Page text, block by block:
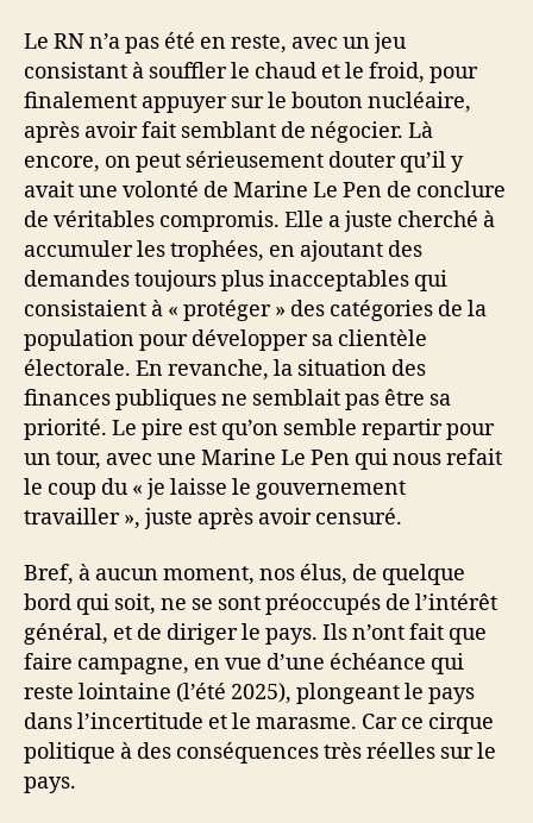
Le RN n’a pas été en reste, avec un jeu
consistant à souffler le chaud et le froid, pour
finalement appuyer sur le bouton nucléaire,
après avoir fait semblant de négocier. Là
encore, on peut sérieusement douter qu’il y
avait une volonté de Marine Le Pen de conclure
de véritables compromis. Elle a juste cherché à
accumuler les trophées, en ajoutant des
demandes toujours plus inacceptables qui
consistaient à « protéger » des catégories de la
population pour développer sa clientèle
électorale. En revanche, la situation des
finances publiques ne semblait pas être sa
priorité. Le pire est qu’on semble repartir pour
un tour, avec une Marine Le Pen qui nous refait
le coup du « je laisse le gouvernement
travailler », juste après avoir censuré.
Bref, à aucun moment, nos élus, de quelque
bord qui soit, ne se sont préoccupés de l’intérêt
général, et de diriger le pays. Ils n’ont fait que
faire campagne, en vue d’une échéance qui
reste lointaine (l’été 2025), plongeant le pays
dans l’incertitude et le marasme. Car ce cirque
politique à des conséquences très réelles sur le
pays.